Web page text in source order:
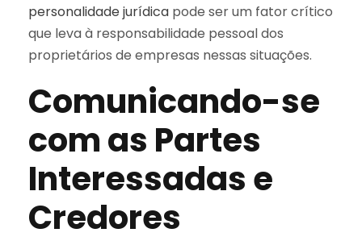
personalidade jurídica pode ser um fator crítico
que leva à responsabilidade pessoal dos
proprietários de empresas nessas situações.
Comunicando-se
com as Partes
Interessadas e
Credores